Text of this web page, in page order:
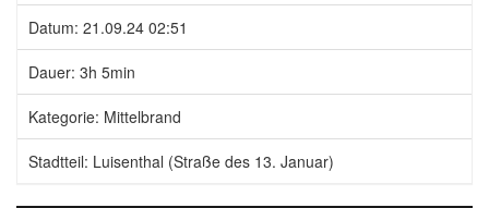
Datum: 21.09.24 02:51
Dauer: 3h 5min
Kategorie: Mittelbrand
Stadtteil: Luisenthal (Straße des 13. Januar)